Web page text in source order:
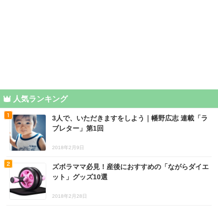
人気ランキング
3人で、いただきますをしよう｜幡野広志 連載「ラ
ブレター」第1回
2018年2月9日
ズボラママ必見！産後におすすめの「ながらダイエ
ット」グッズ10選
2018年2月28日